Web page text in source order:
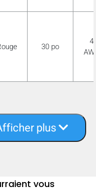
30 po
4
plus
vous